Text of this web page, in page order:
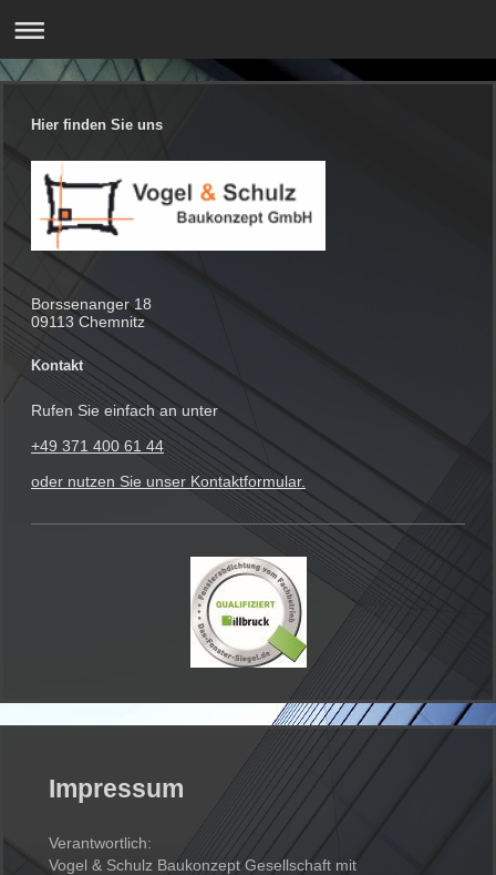
Hier finden Sie uns
Borssenanger 18
09113 Chemnitz
Kontakt
Rufen Sie einfach an unter
+49 371 400 61 44
oder nutzen Sie unser Kontaktformular.
Impressum
Verantwortlich:
Vogel & Schulz Baukonzept Gesellschaft mit